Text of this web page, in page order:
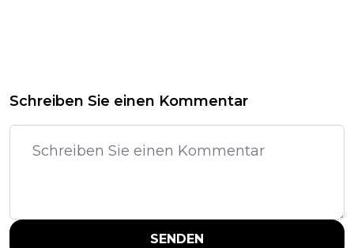
Schreiben Sie einen Kommentar
SENDEN